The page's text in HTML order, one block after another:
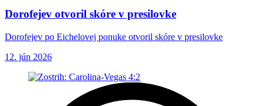
Dorofejev otvoril skóre v presilovke
Dorofejev po Eichelovej ponuke otvoril skóre v presilovke
12. jún 2026